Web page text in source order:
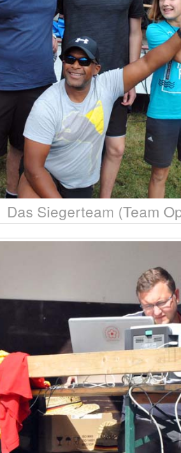
Das Siegerteam (Team